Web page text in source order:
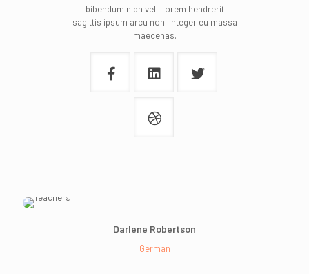
bibendum nibh vel. Lorem hendrerit
sagittis ipsum arcu non. Integer eu massa
maecenas.
Darlene Robertson
German